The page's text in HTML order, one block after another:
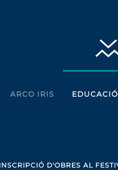
ARCO IRIS EDUCACIÓ
D'OBRES AL